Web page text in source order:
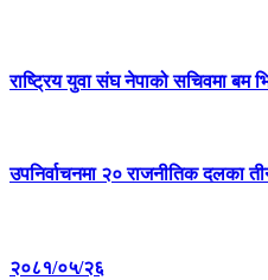
राष्ट्रिय युवा संघ नेपाको सचिवमा बम
उपनिर्वाचनमा २० राजनीतिक दलका
२०८१/०५/२६